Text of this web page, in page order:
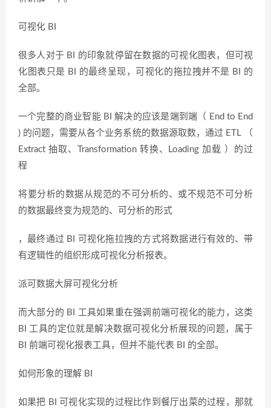
可视化 BI
很多人对于 BI 的印象就停留在数据的可视化图表，但可视
化图表只是 BI 的最终呈现，可视化的拖拉拽并不是 BI 的
全部。
一个完整的商业智能 BI 解决的应该是端到端（ End to End
) 的问题，需要从各个业务系统的数据源取数，通过 ETL （
Extract 抽取、Transformation 转换、Loading 加载 ）的过
程
将要分析的数据从规范的不可分析的、或不规范不可分析
的数据最终变为规范的、可分析的形式
，最终通过 BI 可视化拖拉拽的方式将数据进行有效的、带
有逻辑性的组织形成可视化分析报表。
派可数据大屏可视化分析
而大部分的 BI 工具如果重在强调前端可视化的能力，这类
BI 工具的定位就是解决数据可视化分析展现的问题，属于
BI 前端可视化报表工具，但并不能代表 BI 的全部。
如何形象的理解 BI
如果把 BI 可视化实现的过程比作到餐厅出菜的过程，那就